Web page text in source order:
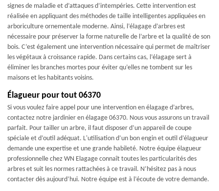
signes de maladie et d’attaques d’intempéries. Cette intervention est
réalisée en appliquant des méthodes de taille intelligentes appliquées en
arboriculture ornementale moderne. Ainsi, l’élagage d’arbres est
nécessaire pour préserver la forme naturelle de l’arbre et la qualité de son
bois. C’est également une intervention nécessaire qui permet de maîtriser
les végétaux à croissance rapide. Dans certains cas, l’élagage sert à
éliminer les branches mortes pour éviter qu’elles ne tombent sur les
maisons et les habitants voisins.
Élagueur pour tout 06370
Si vous voulez faire appel pour une intervention en élagage d’arbres,
contactez notre jardinier en élagage 06370. Nous vous assurons un travail
parfait. Pour tailler un arbre, il faut disposer d’un appareil de coupe
spéciale et d’outil adéquat. L'utilisation d’un bon engin et outil d’élagueur
demande une expertise et une grande habileté. Notre équipe élagueur
professionnelle chez WN Elagage connaît toutes les particularités des
arbres et suit les normes rattachées à ce travail. N’hésitez pas à nous
contacter dès aujourd’hui. Notre équipe est à l’écoute de votre demande.